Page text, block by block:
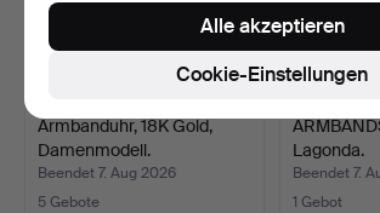
Armbanduhr, 18K Gold,
Damenmodell.
Beendet 7. Aug 2026
5 Gebote
Lagonda.
Beendet 7.
1 Gebot
Cookie-Einstellungen
Alle akzeptieren